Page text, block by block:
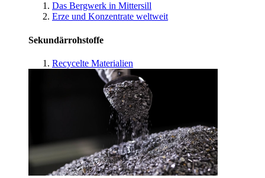
Das Bergwerk in Mittersill
Erze und Konzentrate weltweit
Sekundärrohstoffe
Recycelte Materialien